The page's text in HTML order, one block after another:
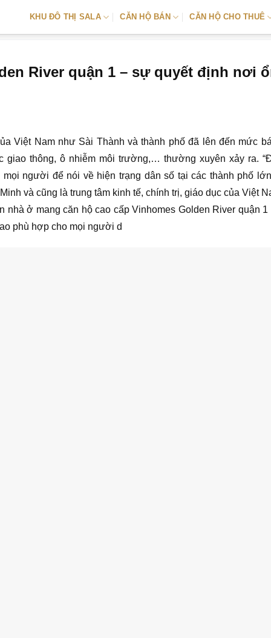
KHU ĐÔ THỊ SALA CĂN HỘ BÁN CĂN HỘ CHO THUÊ
River quận 1 – sự quyết định nơi
Việt Nam như Sài Thành và thành phố đã lên đến mức
giao thông, ô nhiễm môi trường,… thường xuyên xảy ra.
người để nói về hiện trạng dân số tại các thành phố
và cũng là trung tâm kinh tế, chính trị, giáo dục của Việt
ở mang căn hộ cao cấp Vinhomes Golden River quận
phù hợp cho mọi người d